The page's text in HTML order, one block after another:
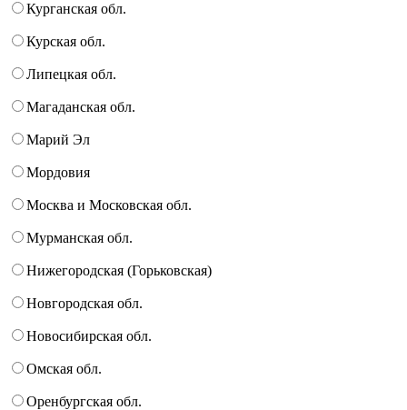
Курганская обл.
Курская обл.
Липецкая обл.
Магаданская обл.
Марий Эл
Мордовия
Москва и Московская обл.
Мурманская обл.
Нижегородская (Горьковская)
Новгородская обл.
Новосибирская обл.
Омская обл.
Оренбургская обл.